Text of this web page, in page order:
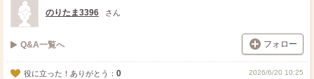
ト
のりたま3396 さん
Q&A一覧へ フォロー
役に立った！ありがとう： 0 2026/6/20 10:25